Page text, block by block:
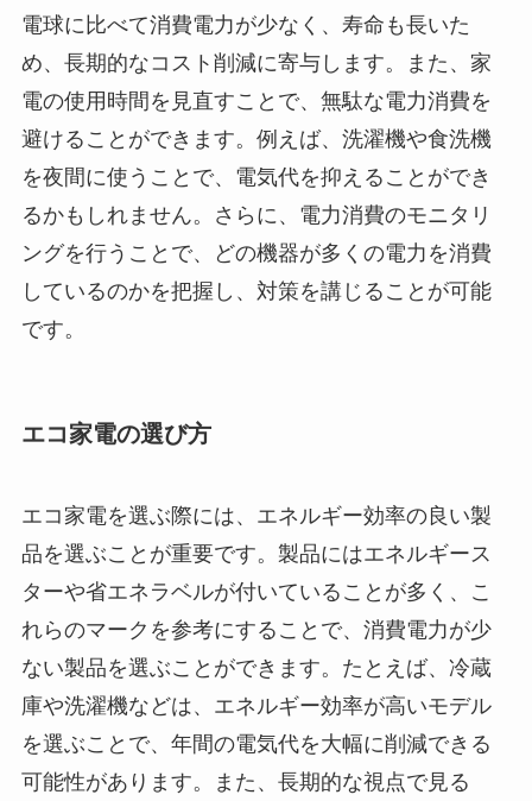
電球に比べて消費電力が少なく、寿命も長いた
め、長期的なコスト削減に寄与します。また、家
電の使用時間を見直すことで、無駄な電力消費を
避けることができます。例えば、洗濯機や食洗機
を夜間に使うことで、電気代を抑えることができ
るかもしれません。さらに、電力消費のモニタリ
ングを行うことで、どの機器が多くの電力を消費
しているのかを把握し、対策を講じることが可能
です。
エコ家電の選び方
エコ家電を選ぶ際には、エネルギー効率の良い製
品を選ぶことが重要です。製品にはエネルギース
ターや省エネラベルが付いていることが多く、こ
れらのマークを参考にすることで、消費電力が少
ない製品を選ぶことができます。たとえば、冷蔵
庫や洗濯機などは、エネルギー効率が高いモデル
を選ぶことで、年間の電気代を大幅に削減できる
可能性があります。また、長期的な視点で見る